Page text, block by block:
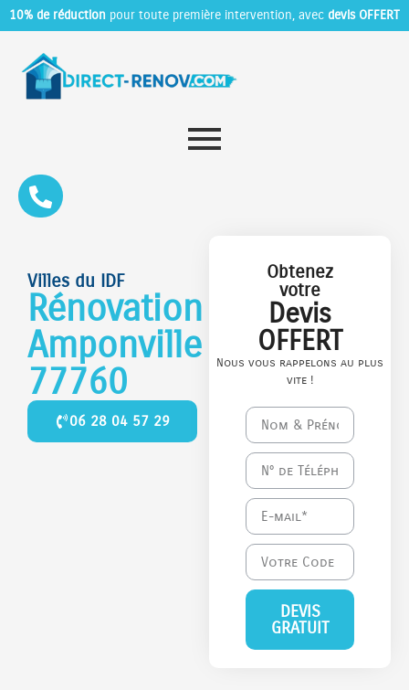
10% de réduction pour toute première intervention, avec devis OFFERT
Villes du IDF
Rénovation
Amponville
77760
06 28 04 57 29
Obtenez
votre
Devis
OFFERT
Nous vous rappelons au plus
vite !
DEVIS
GRATUIT